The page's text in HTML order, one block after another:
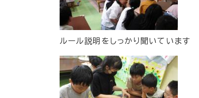
ルール説明をしっかり聞いています